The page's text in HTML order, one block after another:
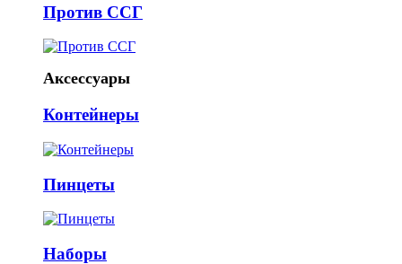
Против ССГ
Аксессуары
Контейнеры
Пинцеты
Наборы